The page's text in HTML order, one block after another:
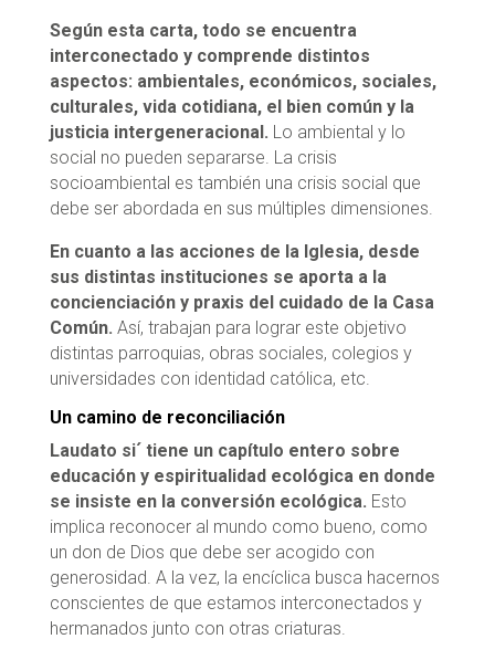
Según esta carta, todo se encuentra
interconectado y comprende distintos
aspectos: ambientales, económicos, sociales,
culturales, vida cotidiana, el bien común y la
justicia intergeneracional. Lo ambiental y lo
social no pueden separarse. La crisis
socioambiental es también una crisis social que
debe ser abordada en sus múltiples dimensiones.
En cuanto a las acciones de la Iglesia, desde
sus distintas instituciones se aporta a la
concienciación y praxis del cuidado de la Casa
Común. Así, trabajan para lograr este objetivo
distintas parroquias, obras sociales, colegios y
universidades con identidad católica, etc.
Un camino de reconciliación
Laudato si´ tiene un capítulo entero sobre
educación y espiritualidad ecológica en donde
se insiste en la conversión ecológica. Esto
implica reconocer al mundo como bueno, como
un don de Dios que debe ser acogido con
generosidad. A la vez, la encíclica busca hacernos
conscientes de que estamos interconectados y
hermanados junto con otras criaturas.